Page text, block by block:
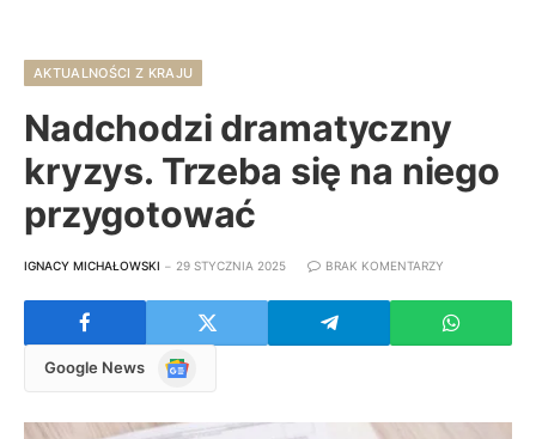
AKTUALNOŚCI Z KRAJU
Nadchodzi dramatyczny
kryzys. Trzeba się na niego
przygotować
IGNACY MICHAŁOWSKI 29 STYCZNIA 2025 BRAK KOMENTARZY
Google News
Google